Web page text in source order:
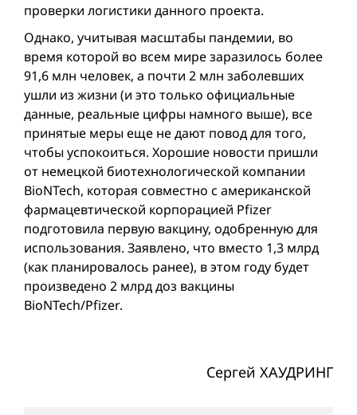
проверки логистики данного проекта.
Однако, учитывая масштабы пандемии, во
время которой во всем мире заразилось более
91,6 млн человек, а почти 2 млн заболевших
ушли из жизни (и это только официальные
данные, реальные цифры намного выше), все
принятые меры еще не дают повод для того,
чтобы успокoиться. Хорошие новости пришли
от немецкой биотехнологической компании
BioNTech, которая совместно с американской
фармацевтической корпорацией Pfizer
подготовила первую вакцину, одобренную для
использования. Заявлено, что вместо 1,3 млрд
(как планировалось ранее), в этом году будет
произведено 2 млрд доз вакцины
BioNTech/Pfizer.
Сергей ХАУДРИНГ